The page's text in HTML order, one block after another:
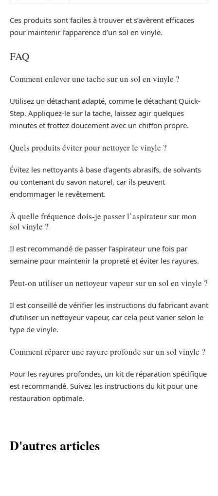
Ces produits sont faciles à trouver et s’avèrent efficaces
pour maintenir l’apparence d’un sol en vinyle.
FAQ
Comment enlever une tache sur un sol en vinyle ?
Utilisez un détachant adapté, comme le détachant Quick-
Step. Appliquez-le sur la tache, laissez agir quelques
minutes et frottez doucement avec un chiffon propre.
Quels produits éviter pour nettoyer le vinyle ?
Évitez les nettoyants à base d’agents abrasifs, de solvants
ou contenant du savon naturel, car ils peuvent
endommager le revêtement.
À quelle fréquence dois-je passer l’aspirateur sur mon
sol vinyle ?
Il est recommandé de passer l’aspirateur une fois par
semaine pour maintenir la propreté et éviter les rayures.
Peut-on utiliser un nettoyeur vapeur sur un sol en vinyle ?
Il est conseillé de vérifier les instructions du fabricant avant
d’utiliser un nettoyeur vapeur, car cela peut varier selon le
type de vinyle.
Comment réparer une rayure profonde sur un sol vinyle ?
Pour les rayures profondes, un kit de réparation spécifique
est recommandé. Suivez les instructions du kit pour une
restauration optimale.
D'autres articles